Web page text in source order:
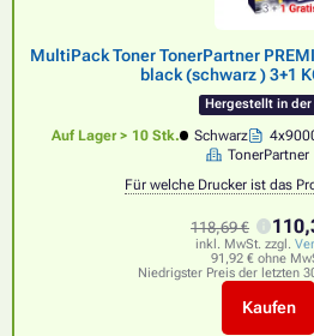
MultiPack Toner TonerPartner
black (schwarz ) 3+1
Hergestellt in der
Auf Lager > 10 Stk. Schwarz
TonerPartner
Für welche Drucker ist das
118,69 €
inkl. MwSt. zzgl.
91,92 € ohne
Niedrigster Preis der letzten
Kaufen